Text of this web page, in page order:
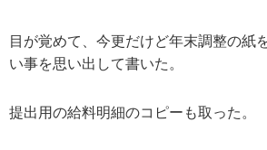
目が覚めて、今更だけど年末調整の紙
い事を思い出して書いた。
提出用の給料明細のコピーも取った。